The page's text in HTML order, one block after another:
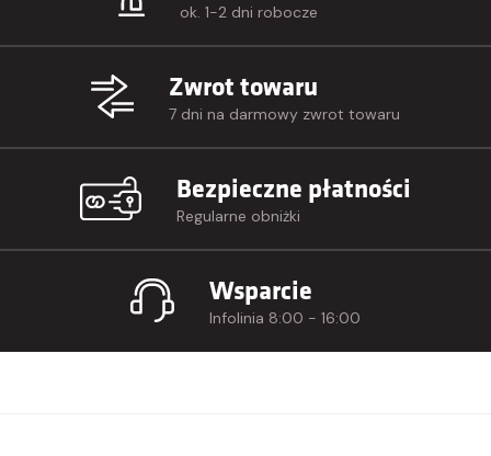
ok. 1-2 dni robocze
Zwrot towaru
7 dni na darmowy zwrot towaru
Bezpieczne płatności
Regularne obniżki
Wsparcie
Infolinia 8:00 - 16:00